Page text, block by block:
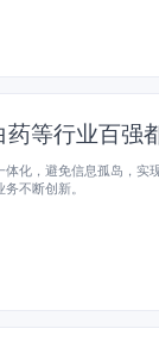
等行业百强
化，避免信息孤岛，实
不断创新。